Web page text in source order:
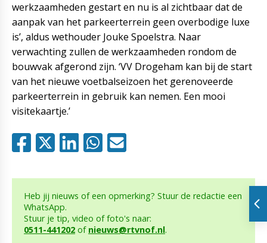
werkzaamheden gestart en nu is al zichtbaar dat de
aanpak van het parkeerterrein geen overbodige luxe
is’, aldus wethouder Jouke Spoelstra. Naar
verwachting zullen de werkzaamheden rondom de
bouwvak afgerond zijn. ‘VV Drogeham kan bij de start
van het nieuwe voetbalseizoen het gerenoveerde
parkeerterrein in gebruik kan nemen. Een mooi
visitekaartje.’
Heb jij nieuws of een opmerking? Stuur de redactie een
WhatsApp.
Stuur je tip, video of foto's naar:
0511-441202 of nieuws@rtvnof.nl.